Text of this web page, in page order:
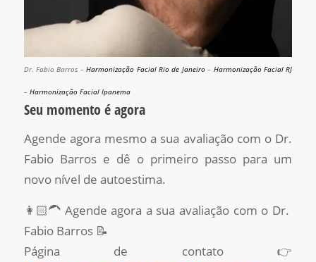
Dr. Fabio Barros –Harmonização Facial Rio de Janeiro – Harmonização Facial RJ
– Harmonização Facial Ipanema
Seu momento é agora
Agende agora mesmo a sua avaliação com o Dr.
Fabio Barros e dê o primeiro passo para um
novo nível de autoestima.
👩🏻‍🦱 Agende agora a sua avaliação com o Dr.
Fabio Barros 📝
Página de contato 👉